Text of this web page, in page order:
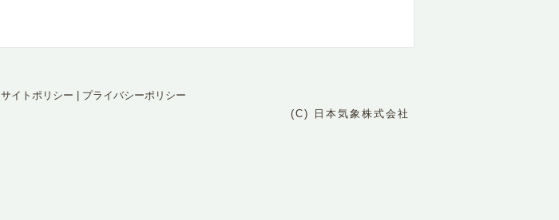
サイトポリシー
プライバシーポリシー
(C) 日本気象株式会社